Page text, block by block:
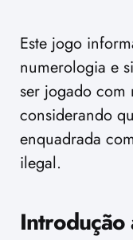
Este jogo
numerologia e
ser jogado com
considerando
enquadrada
ilegal.